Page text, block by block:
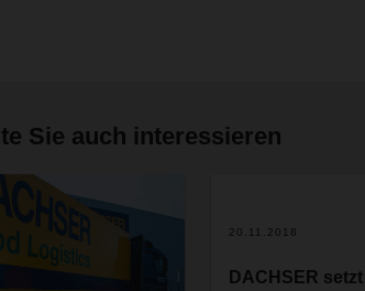
Sie auch interessieren
20.11.2018
DACHSER